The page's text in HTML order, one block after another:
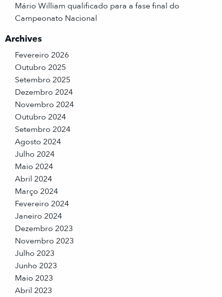
Mário William qualificado para a fase final do
Campeonato Nacional
Archives
Fevereiro 2026
Outubro 2025
Setembro 2025
Dezembro 2024
Novembro 2024
Outubro 2024
Setembro 2024
Agosto 2024
Julho 2024
Maio 2024
Abril 2024
Março 2024
Fevereiro 2024
Janeiro 2024
Dezembro 2023
Novembro 2023
Julho 2023
Junho 2023
Maio 2023
Abril 2023